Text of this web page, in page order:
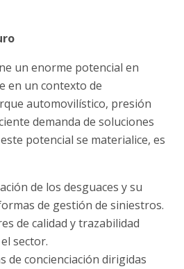
un enorme potencial en
en un contexto de
automovilístico, presión
demanda de soluciones
potencial se materialice, es
de los desguaces y su
de gestión de siniestros.
de calidad y trazabilidad
sector.
de concienciación dirigidas